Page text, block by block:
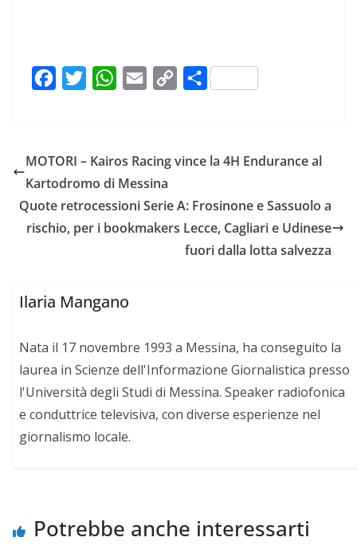
o
r
W
A
p
i
n
C
i
d
MOTORI – Kairos Racing vince la 4H Endurance al
Kartodromo di Messina
Quote retrocessioni Serie A: Frosinone e Sassuolo a
rischio, per i bookmakers Lecce, Cagliari e Udinese
fuori dalla lotta salvezza
Ilaria Mangano
Nata il 17 novembre 1993 a Messina, ha conseguito la
laurea in Scienze dell'Informazione Giornalistica presso
l'Università degli Studi di Messina. Speaker radiofonica
e conduttrice televisiva, con diverse esperienze nel
giornalismo locale.
Potrebbe anche interessarti